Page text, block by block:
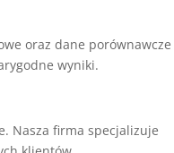
oraz dane porównawcze
wyniki.
Nasza firma specjalizuje